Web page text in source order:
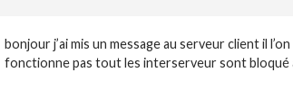
bonjour j’ai mis un message au serveur client il
fonctionne pas tout les interserveur sont bloqué